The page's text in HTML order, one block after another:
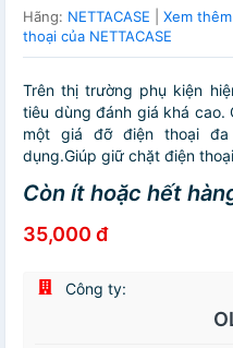
Hãng: NETTACASE
Xem
thoại của NETTACASE
Trên thị trường phụ kiện
tiêu dùng đánh giá khá cao.
một giá đỡ điện thoại đa
dụng.Giúp giữ chặt điện
Còn ít hoặc hết
35,000 đ
Công ty: